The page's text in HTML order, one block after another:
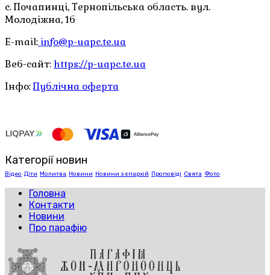
с. Почапинці, Тернопільська область. вул.
Молодіжна, 1б
E-mail: info@p-uapc.te.ua
Веб-сайт: https://p-uapc.te.ua
Інфо:Публічна оферта
Категорії новин
Відео Діти Молитва Новини Новини з єпархій Проповіді Свята Фото
Головна
Контакти
Новини
Про парафію